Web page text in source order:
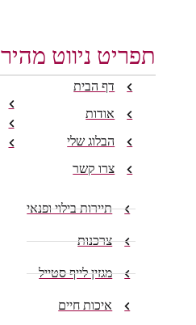
תפריט ניווט מהיר
דף הבית
אודות
הבלוג שלי
צרו קשר
תיירות בילוי ופנאי
צרכנות
מגזין לייף סטייל
איכות חיים